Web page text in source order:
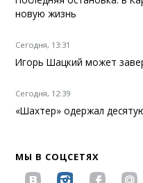
новую жизнь
Сегодня, 13:31
Игорь Шацкий может
Сегодня, 12:39
«Шахтер» одержал
МЫ В СОЦСЕТЯХ